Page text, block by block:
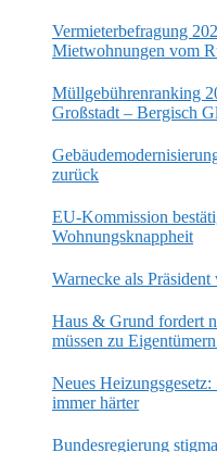
Vermieterbefragung
Mietwohnungen vom
Müllgebührenranking
Großstadt – Bergisch
zurück
EU-Kommission
Wohnungsknappheit
Warnecke als
Haus & Grund fordert
müssen zu
Neues
immer härter
Bundesregierung